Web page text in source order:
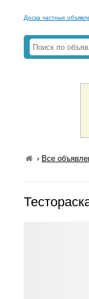
Доска частных
› Все